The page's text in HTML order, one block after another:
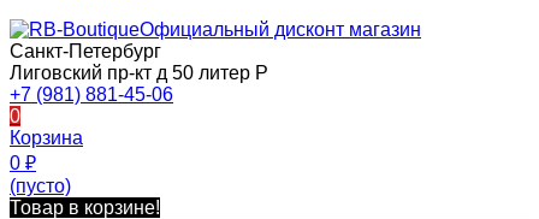
Официальный дисконт магазин
Санкт-Петербург
Лиговский пр-кт д 50 литер Р
+7 (981) 881-45-06
0
Корзина
0 ₽
(пусто)
Товар в корзине!